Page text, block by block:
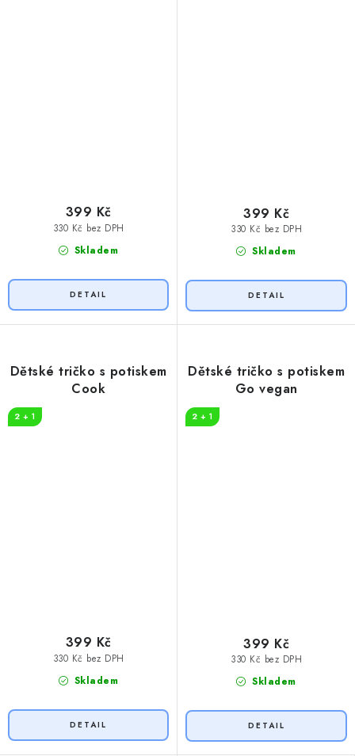
Skladem
330 Kč bez DPH
399 Kč
Skladem
330 Kč bez DPH
399 Kč
Dětské tričko s potiskem
Cook
2 + 1
Skladem
330 Kč bez DPH
399 Kč
Dětské tričko s potiskem
Go vegan
2 + 1
Skladem
330 Kč bez DPH
399 Kč